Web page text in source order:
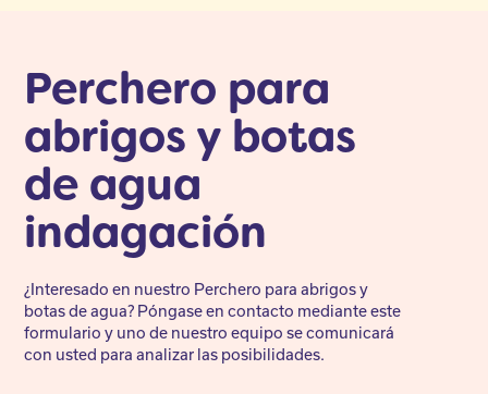
Perchero para
abrigos y botas
de agua
indagación
¿Interesado en nuestro Perchero para abrigos y
botas de agua? Póngase en contacto mediante este
formulario y uno de nuestro equipo se comunicará
con usted para analizar las posibilidades.